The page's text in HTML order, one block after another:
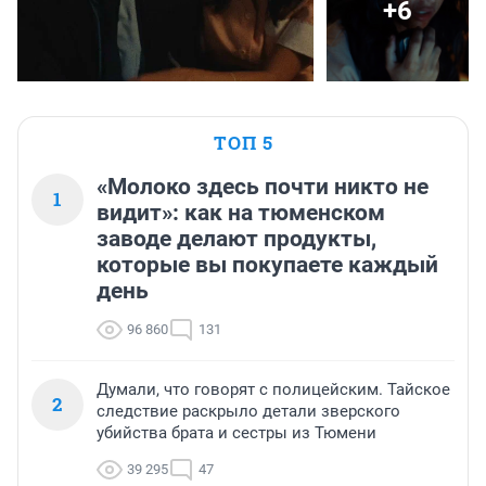
+6
ТОП 5
1
«Молоко здесь почти никто не
видит»: как на тюменском
заводе делают продукты,
которые вы покупаете каждый
день
96 860 131
2
Думали, что говорят с полицейским. Тайское
следствие раскрыло детали зверского
убийства брата и сестры из Тюмени
39 295 47